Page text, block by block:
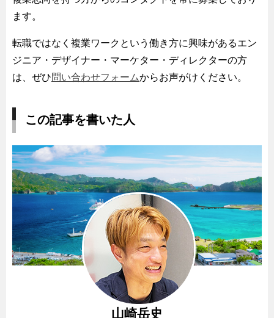
ます。
転職ではなく複業ワークという働き方に興味があるエン
ジニア・デザイナー・マーケター・ディレクターの方
は、ぜひ問い合わせフォームからお声がけください。
この記事を書いた人
山崎岳史